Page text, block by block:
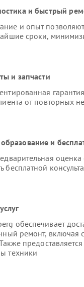
и быстрый
и опыт позволяют
сроки,
и запчасти
от повторных
и
оценка
бесплатной
обеспечивает
ремонт,
техники